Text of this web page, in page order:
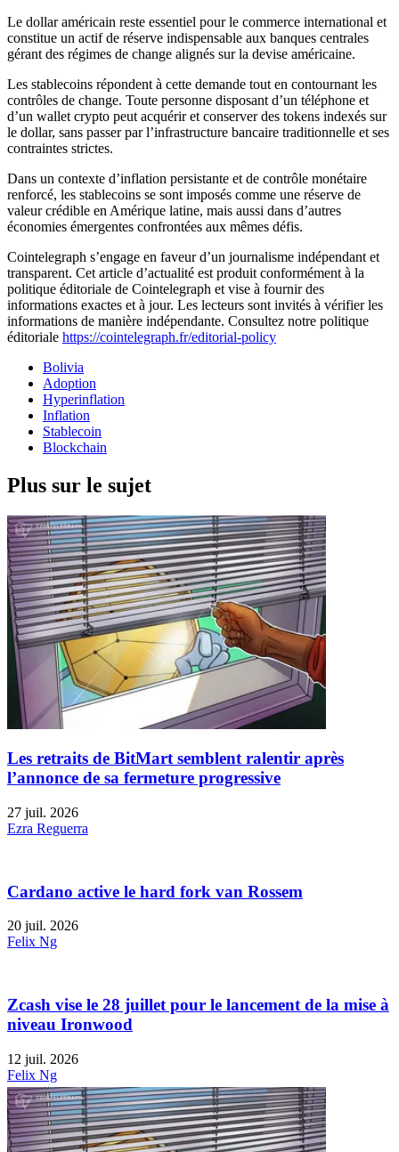
Le dollar américain reste essentiel pour le commerce international et
constitue un actif de réserve indispensable aux banques centrales
gérant des régimes de change alignés sur la devise américaine.
Les stablecoins répondent à cette demande tout en contournant les
contrôles de change. Toute personne disposant d’un téléphone et
d’un wallet crypto peut acquérir et conserver des tokens indexés sur
le dollar, sans passer par l’infrastructure bancaire traditionnelle et ses
contraintes strictes.
Dans un contexte d’inflation persistante et de contrôle monétaire
renforcé, les stablecoins se sont imposés comme une réserve de
valeur crédible en Amérique latine, mais aussi dans d’autres
économies émergentes confrontées aux mêmes défis.
Cointelegraph s’engage en faveur d’un journalisme indépendant et
transparent. Cet article d’actualité est produit conformément à la
politique éditoriale de Cointelegraph et vise à fournir des
informations exactes et à jour. Les lecteurs sont invités à vérifier les
informations de manière indépendante. Consultez notre politique
éditoriale https://cointelegraph.fr/editorial-policy
Bolivia
Adoption
Hyperinflation
Inflation
Stablecoin
Blockchain
Plus sur le sujet
Les retraits de BitMart semblent ralentir après
l’annonce de sa fermeture progressive
27 juil. 2026
Ezra Reguerra
Cardano active le hard fork van Rossem
20 juil. 2026
Felix Ng
Zcash vise le 28 juillet pour le lancement de la mise à
niveau Ironwood
12 juil. 2026
Felix Ng